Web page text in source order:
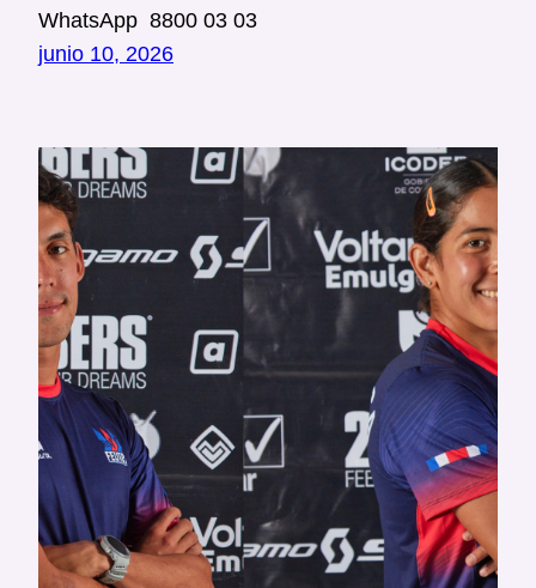
WhatsApp 8800 03 03
junio 10, 2026